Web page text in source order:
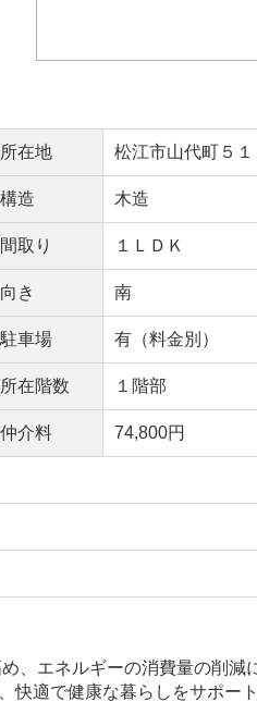
所在地 松江市山代町５１
構造 木造
間取り １ＬＤＫ
向き 南
駐車場 有（料金別）
所在階数 １階部
仲介料 74,800円
エネルギーの消費量の削減
快適で健康な暮らしをサポー